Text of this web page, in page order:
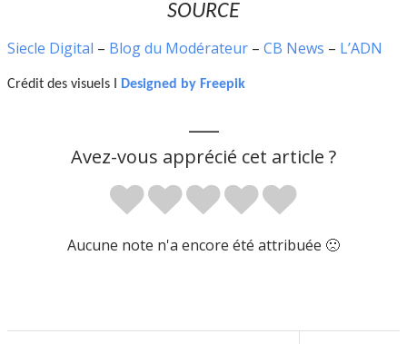
SOURCE
Siecle Digital – Blog du Modérateur – CB News – L’ADN
Crédit des visuels I Designed by Freepik
Avez-vous apprécié cet article ?
Aucune note n'a encore été attribuée 🙁